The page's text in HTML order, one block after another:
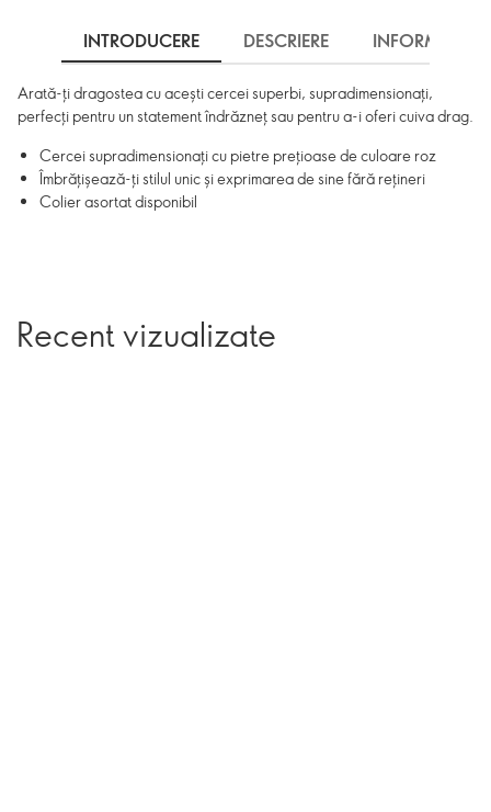
INTRODUCERE DESCRIERE INFORMARE
Arată-ți dragostea cu acești cercei superbi, supradimensionați,
perfecți pentru un statement îndrăzneț sau pentru a-i oferi cuiva drag.
Cercei supradimensionați cu pietre prețioase de culoare roz
Îmbrățișează-ți stilul unic și exprimarea de sine fără rețineri
Colier asortat disponibil
Recent vizualizate